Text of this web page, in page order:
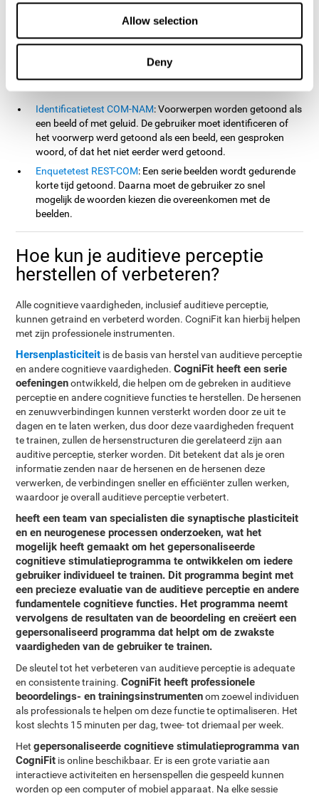
Allow selection
Deny
Test van Geheugensimulatie (TOMM) en de Test van Variabelen
van Aandacht (TOVA). Behalve auditieve perceptie, meten deze
tests ook naamgeving, reactietijd, verwerkingssnelheid,
contextueel geheugen, werkgeheugen, cognitieve flexibiliteit,
visueel geheugen, visuele perceptie en herkenning.
Identificatietest COM-NAM: Voorwerpen worden getoond als
een beeld of met geluid. De gebruiker moet identificeren of
het voorwerp werd getoond als een beeld, een gesproken
woord, of dat het niet eerder werd getoond.
Enquetetest REST-COM: Een serie beelden wordt gedurende
korte tijd getoond. Daarna moet de gebruiker zo snel
mogelijk de woorden kiezen die overeenkomen met de
beelden.
Hoe kun je auditieve perceptie
herstellen of verbeteren?
Alle cognitieve vaardigheden, inclusief auditieve perceptie,
kunnen getraind en verbeterd worden. CogniFit kan hierbij helpen
met zijn professionele instrumenten.
Hersenplasticiteit is de basis van herstel van auditieve perceptie
en andere cognitieve vaardigheden.CogniFit heeft een serie
oefeningenontwikkeld, die helpen om de gebreken in auditieve
perceptie en andere cognitieve functies te herstellen. De hersenen
en zenuwverbindingen kunnen versterkt worden door ze uit te
dagen en te laten werken, dus door deze vaardigheden frequent
te trainen, zullen de hersenstructuren die gerelateerd zijn aan
auditive perceptie, sterker worden. Dit betekent dat als je oren
informatie zenden naar de hersenen en de hersenen deze
verwerken, de verbindingen sneller en efficiënter zullen werken,
waardoor je overall auditieve perceptie verbetert.
heeft een team van specialisten die synaptische plasticiteit
en en neurogenese processen onderzoeken, wat het
mogelijk heeft gemaakt om hetgepersonaliseerde
cognitieve stimulatieprogramma te ontwikkelen om iedere
gebruiker individueel te trainen. Dit programma begint met
een precieze evaluatie van de auditieve perceptie en andere
fundamentele cognitieve functies. Het programma neemt
vervolgens de resultaten van de beoordeling en creëert een
gepersonaliseerd programma dat helpt om de zwakste
vaardigheden van de gebruiker te trainen.
De sleutel tot het verbeteren van auditieve perceptie is adequate
en consistente training.CogniFit heeft professionele
beoordelings- en trainingsinstrumentenom zoewel individuen
als professionals te helpen om deze functie te optimaliseren. Het
kost slechts 15 minuten per dag, twee- tot driemaal per week.
Hetgepersonaliseerde cognitieve stimulatieprogramma van
CogniFit is online beschikbaar. Er is een grote variatie aan
interactieve activiteiten en hersenspellen die gespeeld kunnen
worden op een computer of mobiel apparaat. Na elke sessie